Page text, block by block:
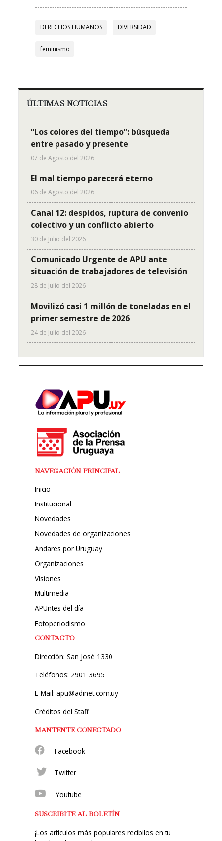
DERECHOS HUMANOS DIVERSIDAD
feminismo
ÚLTIMAS NOTICIAS
“Los colores del tiempo”: búsqueda
entre pasado y presente
07 de Agosto del 2026
El mal tiempo parecerá eterno
06 de Agosto del 2026
Canal 12: despidos, ruptura de convenio
colectivo y un conflicto abierto
30 de Julio del 2026
Comunicado Urgente de APU ante
situación de trabajadores de televisión
28 de Julio del 2026
Movilizó casi 1 millón de toneladas en el
primer semestre de 2026
24 de Julio del 2026
NAVEGACIÓN PRINCIPAL
Inicio
Institucional
Novedades
Novedades de organizaciones
Andares por Uruguay
Organizaciones
Visiones
Multimedia
APUntes del día
Fotoperiodismo
CONTACTO
Dirección: San José 1330
Teléfonos: 2901 3695
E-Mail: apu@adinet.com.uy
Créditos del Staff
MANTENTE CONECTADO
Facebook
Twitter
Youtube
SUSCRIBITE AL BOLETÍN
¡Los artículos más populares recibilos en tu